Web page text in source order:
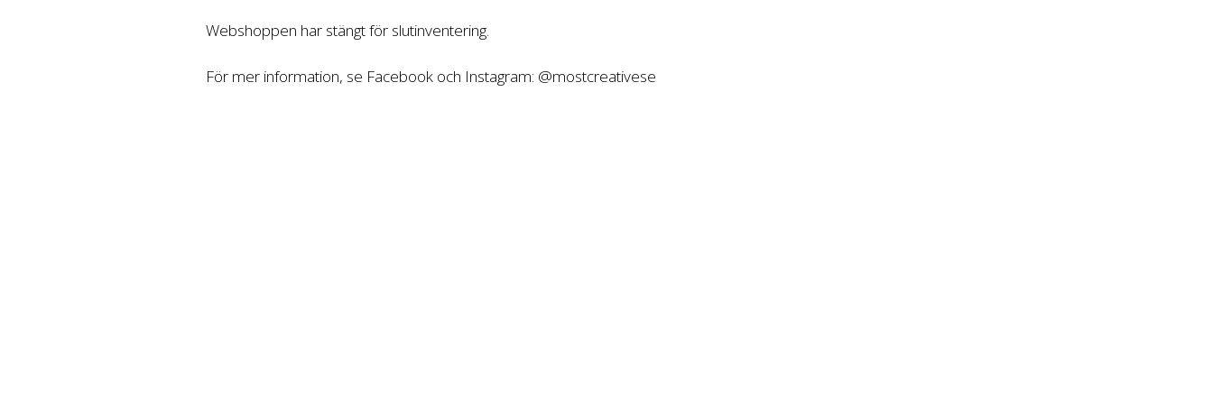
Webshoppen har stängt för slutinventering.
För mer information, se Facebook och Instagram: @mostcreativese